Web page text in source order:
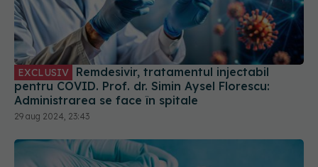
EXCLUSIV Remdesivir, tratamentul injectabil
pentru COVID. Prof. dr. Simin Aysel Florescu:
Administrarea se face în spitale
29 aug 2024, 23:43